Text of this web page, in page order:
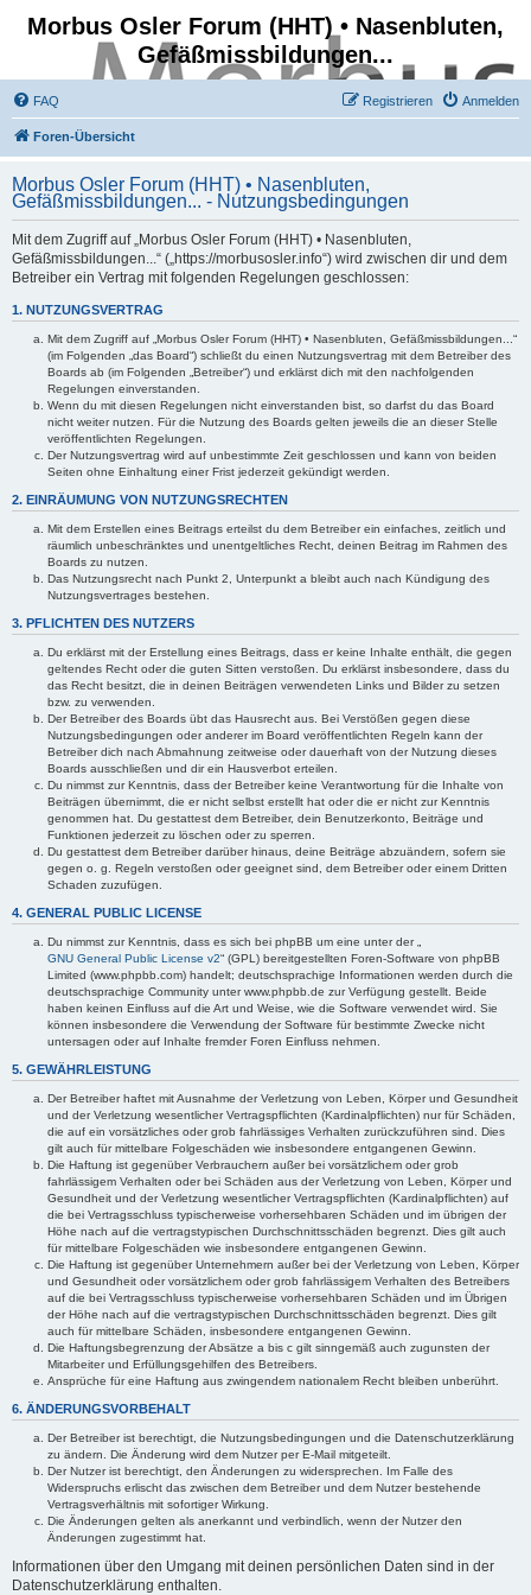
Morbus Osler Forum (HHT) • Nasenbluten,
Gefäßmissbildungen...
FAQ Anmelden
Registrieren
Foren-Übersicht
Morbus Osler Forum (HHT) • Nasenbluten,
Gefäßmissbildungen... - Nutzungsbedingungen
Mit dem Zugriff auf „Morbus Osler Forum (HHT) • Nasenbluten,
Gefäßmissbildungen...“ („https://morbusosler.info“) wird zwischen dir und dem
Betreiber ein Vertrag mit folgenden Regelungen geschlossen:
1. NUTZUNGSVERTRAG
Mit dem Zugriff auf „Morbus Osler Forum (HHT) • Nasenbluten, Gefäßmissbildungen...“
(im Folgenden „das Board“) schließt du einen Nutzungsvertrag mit dem Betreiber des
Boards ab (im Folgenden „Betreiber“) und erklärst dich mit den nachfolgenden
Regelungen einverstanden.
Wenn du mit diesen Regelungen nicht einverstanden bist, so darfst du das Board
nicht weiter nutzen. Für die Nutzung des Boards gelten jeweils die an dieser Stelle
veröffentlichten Regelungen.
Der Nutzungsvertrag wird auf unbestimmte Zeit geschlossen und kann von beiden
Seiten ohne Einhaltung einer Frist jederzeit gekündigt werden.
2. EINRÄUMUNG VON NUTZUNGSRECHTEN
Mit dem Erstellen eines Beitrags erteilst du dem Betreiber ein einfaches, zeitlich und
räumlich unbeschränktes und unentgeltliches Recht, deinen Beitrag im Rahmen des
Boards zu nutzen.
Das Nutzungsrecht nach Punkt 2, Unterpunkt a bleibt auch nach Kündigung des
Nutzungsvertrages bestehen.
3. PFLICHTEN DES NUTZERS
Du erklärst mit der Erstellung eines Beitrags, dass er keine Inhalte enthält, die gegen
geltendes Recht oder die guten Sitten verstoßen. Du erklärst insbesondere, dass du
das Recht besitzt, die in deinen Beiträgen verwendeten Links und Bilder zu setzen
bzw. zu verwenden.
Der Betreiber des Boards übt das Hausrecht aus. Bei Verstößen gegen diese
Nutzungsbedingungen oder anderer im Board veröffentlichten Regeln kann der
Betreiber dich nach Abmahnung zeitweise oder dauerhaft von der Nutzung dieses
Boards ausschließen und dir ein Hausverbot erteilen.
Du nimmst zur Kenntnis, dass der Betreiber keine Verantwortung für die Inhalte von
Beiträgen übernimmt, die er nicht selbst erstellt hat oder die er nicht zur Kenntnis
genommen hat. Du gestattest dem Betreiber, dein Benutzerkonto, Beiträge und
Funktionen jederzeit zu löschen oder zu sperren.
Du gestattest dem Betreiber darüber hinaus, deine Beiträge abzuändern, sofern sie
gegen o. g. Regeln verstoßen oder geeignet sind, dem Betreiber oder einem Dritten
Schaden zuzufügen.
4. GENERAL PUBLIC LICENSE
Du nimmst zur Kenntnis, dass es sich bei phpBB um eine unter der „
GNU General Public License v2“ (GPL) bereitgestellten Foren-Software von phpBB
Limited (www.phpbb.com) handelt; deutschsprachige Informationen werden durch die
deutschsprachige Community unter www.phpbb.de zur Verfügung gestellt. Beide
haben keinen Einfluss auf die Art und Weise, wie die Software verwendet wird. Sie
können insbesondere die Verwendung der Software für bestimmte Zwecke nicht
untersagen oder auf Inhalte fremder Foren Einfluss nehmen.
5. GEWÄHRLEISTUNG
Der Betreiber haftet mit Ausnahme der Verletzung von Leben, Körper und Gesundheit
und der Verletzung wesentlicher Vertragspflichten (Kardinalpflichten) nur für Schäden,
die auf ein vorsätzliches oder grob fahrlässiges Verhalten zurückzuführen sind. Dies
gilt auch für mittelbare Folgeschäden wie insbesondere entgangenen Gewinn.
Die Haftung ist gegenüber Verbrauchern außer bei vorsätzlichem oder grob
fahrlässigem Verhalten oder bei Schäden aus der Verletzung von Leben, Körper und
Gesundheit und der Verletzung wesentlicher Vertragspflichten (Kardinalpflichten) auf
die bei Vertragsschluss typischerweise vorhersehbaren Schäden und im übrigen der
Höhe nach auf die vertragstypischen Durchschnittsschäden begrenzt. Dies gilt auch
für mittelbare Folgeschäden wie insbesondere entgangenen Gewinn.
Die Haftung ist gegenüber Unternehmern außer bei der Verletzung von Leben, Körper
und Gesundheit oder vorsätzlichem oder grob fahrlässigem Verhalten des Betreibers
auf die bei Vertragsschluss typischerweise vorhersehbaren Schäden und im Übrigen
der Höhe nach auf die vertragstypischen Durchschnittsschäden begrenzt. Dies gilt
auch für mittelbare Schäden, insbesondere entgangenen Gewinn.
Die Haftungsbegrenzung der Absätze a bis c gilt sinngemäß auch zugunsten der
Mitarbeiter und Erfüllungsgehilfen des Betreibers.
Ansprüche für eine Haftung aus zwingendem nationalem Recht bleiben unberührt.
6. ÄNDERUNGSVORBEHALT
Der Betreiber ist berechtigt, die Nutzungsbedingungen und die Datenschutzerklärung
zu ändern. Die Änderung wird dem Nutzer per E-Mail mitgeteilt.
Der Nutzer ist berechtigt, den Änderungen zu widersprechen. Im Falle des
Widerspruchs erlischt das zwischen dem Betreiber und dem Nutzer bestehende
Vertragsverhältnis mit sofortiger Wirkung.
Die Änderungen gelten als anerkannt und verbindlich, wenn der Nutzer den
Änderungen zugestimmt hat.
Informationen über den Umgang mit deinen persönlichen Daten sind in der
Datenschutzerklärung enthalten.